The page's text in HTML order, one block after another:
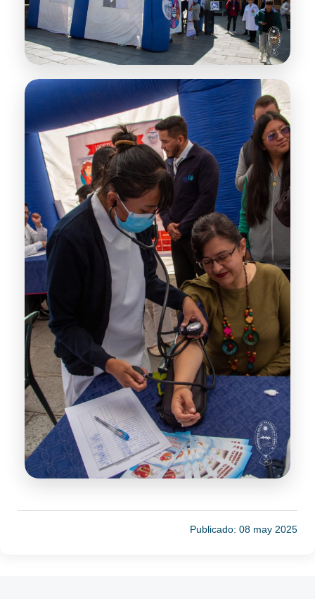
Publicado: 08 may 2025